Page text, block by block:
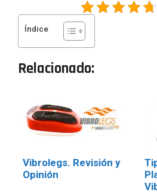
Índice
Relacionado:
Vibrolegs. Revisión y
Opinión